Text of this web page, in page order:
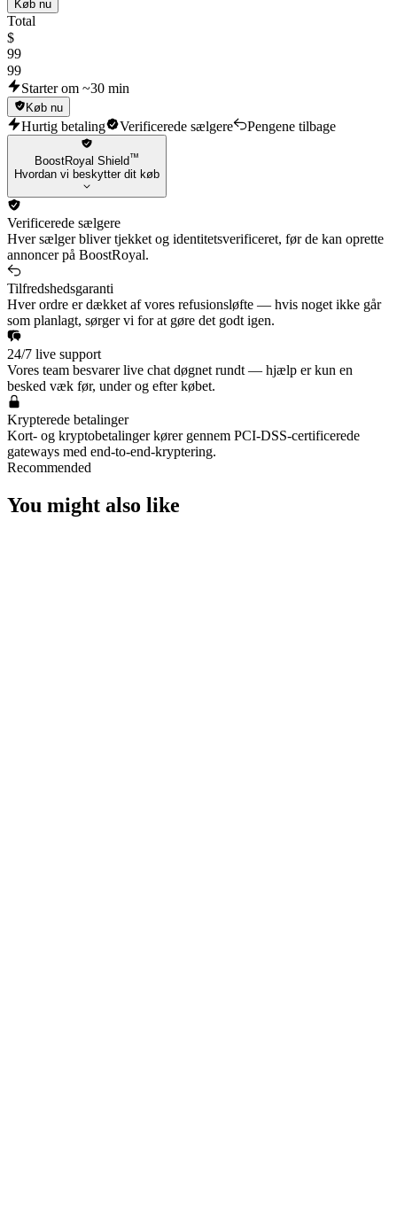
Køb nu
Total
$
99
99
Starter om ~30 min
Køb nu
Hurtig betaling Verificerede sælgere Pengene tilbage
BoostRoyal Shield™
Hvordan vi beskytter dit køb
Verificerede sælgere
Hver sælger bliver tjekket og identitetsverificeret, før de kan oprette
annoncer på BoostRoyal.
Tilfredshedsgaranti
Hver ordre er dækket af vores refusionsløfte — hvis noget ikke går
som planlagt, sørger vi for at gøre det godt igen.
24/7 live support
Vores team besvarer live chat døgnet rundt — hjælp er kun en
besked væk før, under og efter købet.
Krypterede betalinger
Kort- og kryptobetalinger kører gennem PCI-DSS-certificerede
gateways med end-to-end-kryptering.
Recommended
You might also like